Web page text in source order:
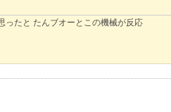
ったと たんブオーとこの機械が反応